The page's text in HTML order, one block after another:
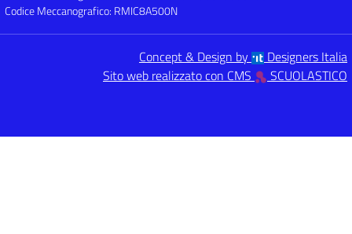
Codice Meccanografico: RMIC8A500N
Concept & Design by
Designers Italia
Sito web realizzato con CMS
SCUOLASTICO